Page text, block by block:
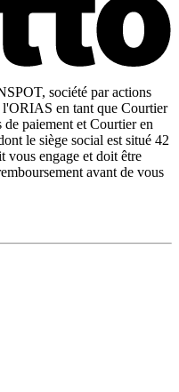
société par actions
en tant que Courtier
de paiement et Courtier en
le siège social est situé 42
vous engage et doit être
avant de vous